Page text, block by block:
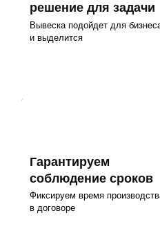
решение для задачи
Вывеска подойдет для
и выделится
Гарантируем
соблюдение сроков
Фиксируем время
в договоре